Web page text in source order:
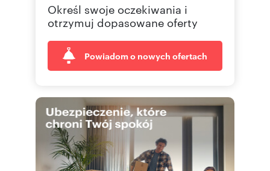
Określ swoje oczekiwania i
otrzymuj dopasowane oferty
Powiadom o nowych ofertach